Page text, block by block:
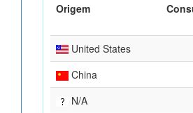
Origem
United States
China
N/A